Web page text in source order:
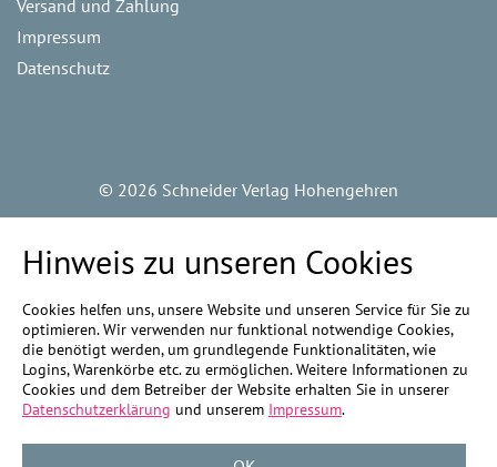
Versand und Zahlung
Impressum
Datenschutz
© 2026 Schneider Verlag Hohengehren
Hinweis zu unseren Cookies
Cookies helfen uns, unsere Website und unseren Service für Sie zu
optimieren. Wir verwenden nur funktional notwendige Cookies,
die benötigt werden, um grundlegende Funktionalitäten, wie
Logins, Warenkörbe etc. zu ermöglichen. Weitere Informationen zu
Cookies und dem Betreiber der Website erhalten Sie in unserer
Datenschutzerklärung und unserem Impressum.